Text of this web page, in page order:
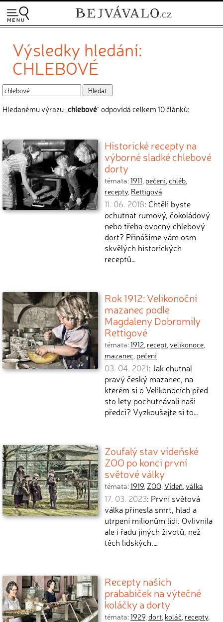
Výsledky hledání:
CHLEBOVÉ
Hledanému výrazu „chlebové“ odpovídá celkem 10 článků:
Historické recepty na
výborné sladké chlebové
dorty
témata:1911, pečení,chléb,
recepty, Rettigová
11. 06. 2018: Chtěli byste
ochutnat rumový, čokoládový
nebo třeba ovocný chlebový
dort? Přinášíme vám osm
skvělých historických
receptů…
Rok 1912: Velikonoční
mazanec podle
Magdaleny Dobromily
Rettigové
témata:1912, recept,velikonoce,
mazanec, pečení
03. 04. 2021: Jak chutnal
pravý český mazanec, na
kterém si o Velikonocích před
sto lety pochutnávali naši
předci? Vyzkoušejte si to…
Zoufalý stav vídeňské
ZOO po konci první
světové války
témata:1919, ZOO,Vídeň,válka
17. 03. 2023: První světová
válka přinesla smrt, hlad a
utrpení milionům lidí. Ovlivnila
ale i řadu jiných životů, než
těch lidských.…
Recepty našich
prababiček na výtečné
koláčky a dorty
témata:1929,dort, koláč, recepty,